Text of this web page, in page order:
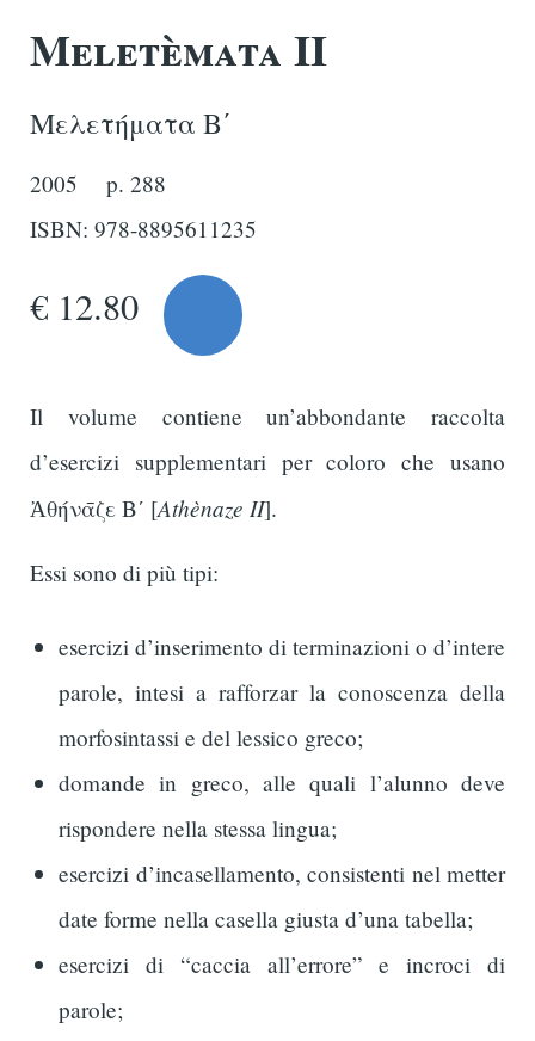
Meletèmata II
Μελετήματα Βʹ
2005
p. 288
ISBN: 978-8895611235
€ 12.80
Il volume contiene un’abbondante raccolta
d’esercizi supplementari per coloro che usano
Ἀθήνᾱζε Βʹ [Athènaze II].
Essi sono di più tipi:
esercizi d’inserimento di terminazioni o d’intere
parole, intesi a rafforzar la conoscenza della
morfosintassi e del lessico greco;
domande in greco, alle quali l’alunno deve
rispondere nella stessa lingua;
esercizi d’incasellamento, consistenti nel metter
date forme nella casella giusta d’una tabella;
esercizi di “caccia all’errore” e incroci di
parole;